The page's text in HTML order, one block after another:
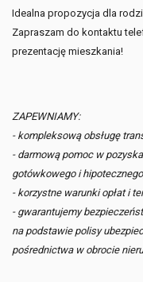
Idealna propozycja dla
Zapraszam do kontaktu
prezentację mieszkania!
ZAPEWNIAMY:
- kompleksową obsługę
- darmową pomoc w
gotówkowego i
- korzystne warunki opłat i
- gwarantujemy
na podstawie polisy
pośrednictwa w obrocie